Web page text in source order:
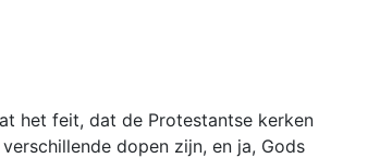
het feit, dat de Protestantse kerken
dopen zijn, en ja, Gods